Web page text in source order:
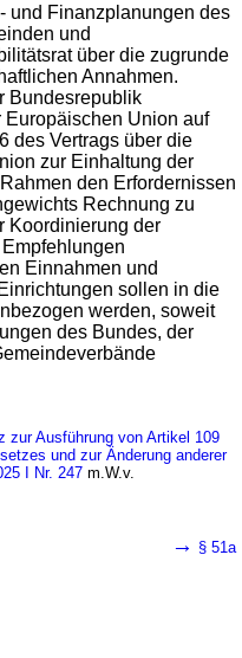
und Finanzplanungen des
und
über die zugrunde
Annahmen.
Bundesrepublik
Europäischen Union auf
des Vertrags über die
zur Einhaltung der
den Erfordernissen
Rechnung zu
Koordinierung der
Einnahmen und
sollen in die
werden, soweit
des Bundes, der
zur Ausführung von Artikel 109
und zur Änderung anderer
I Nr. 247 m.W.v.
→ § 51a